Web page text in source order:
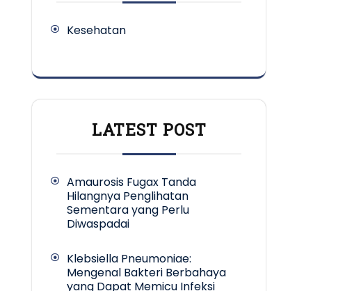
Kesehatan
LATEST POST
Amaurosis Fugax Tanda
Hilangnya Penglihatan
Sementara yang Perlu
Diwaspadai
Klebsiella Pneumoniae:
Mengenal Bakteri Berbahaya
yang Dapat Memicu Infeksi